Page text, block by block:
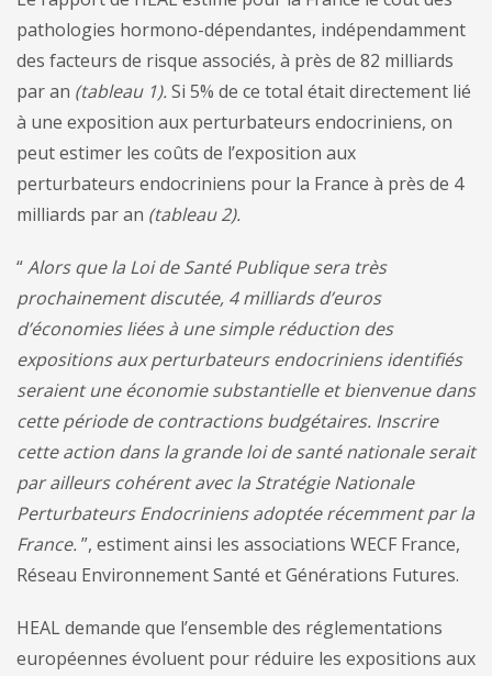
pathologies hormono-dépendantes, indépendamment
des facteurs de risque associés, à près de 82 milliards
par an (tableau 1).Si 5% de ce total était directement lié
à une exposition aux perturbateurs endocriniens, on
peut estimer les coûts de l’exposition aux
perturbateurs endocriniens pour la France à près de 4
milliards par an (tableau 2).
“Alors que la Loi de Santé Publique sera très
prochainement discutée, 4 milliards d’euros
d’économies liées à une simple réduction des
expositions aux perturbateurs endocriniens identifiés
seraient une économie substantielle et bienvenue dans
cette période de contractions budgétaires. Inscrire
cette action dans la grande loi de santé nationale serait
par ailleurs cohérent avec la Stratégie Nationale
Perturbateurs Endocriniens adoptée récemment par la
France.”, estiment ainsi les associations WECF France,
Réseau Environnement Santé et Générations Futures.
HEAL demande que l’ensemble des réglementations
européennes évoluent pour réduire les expositions aux